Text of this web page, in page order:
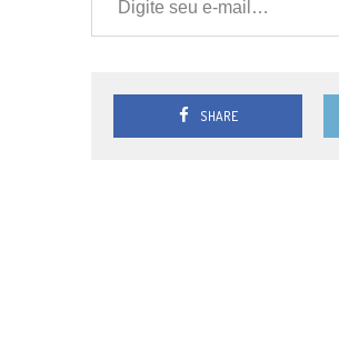
SHARE